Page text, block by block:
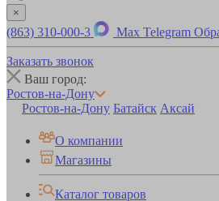
×
(863) 310-000-3 Max Telegram
Заказать звонок
Ваш город:
Ростов-на-Дону
Ростов-на-Дону Батайск Аксай
О компании
Магазины
Каталог товаров